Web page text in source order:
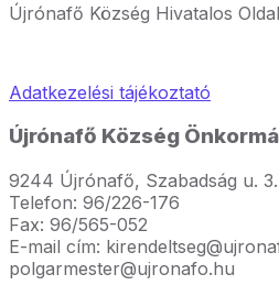
Újrónafő Község Hivatalos
Adatkezelési tájékoztató
Újrónafő Község
9244 Újrónafő, Szabadság u. 3.
Telefon: 96/226-176
Fax: 96/565-052
E-mail cím:
polgarmester@ujronafo.hu